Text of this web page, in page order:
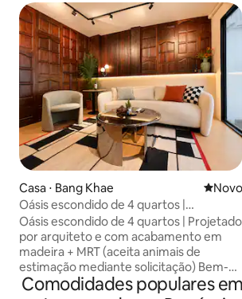
Casa ⋅ Bang Khae Novo
Novo
Oásis escondido de 4 quartos |
Arquitetura Woodcraft + MRT
Oásis escondido de 4 quartos | Projetado
por arquiteto e com acabamento em
madeira + MRT (aceita animais de
estimação mediante solicitação) Bem-
vindo ao nosso santuário privado,
Comodidades populares